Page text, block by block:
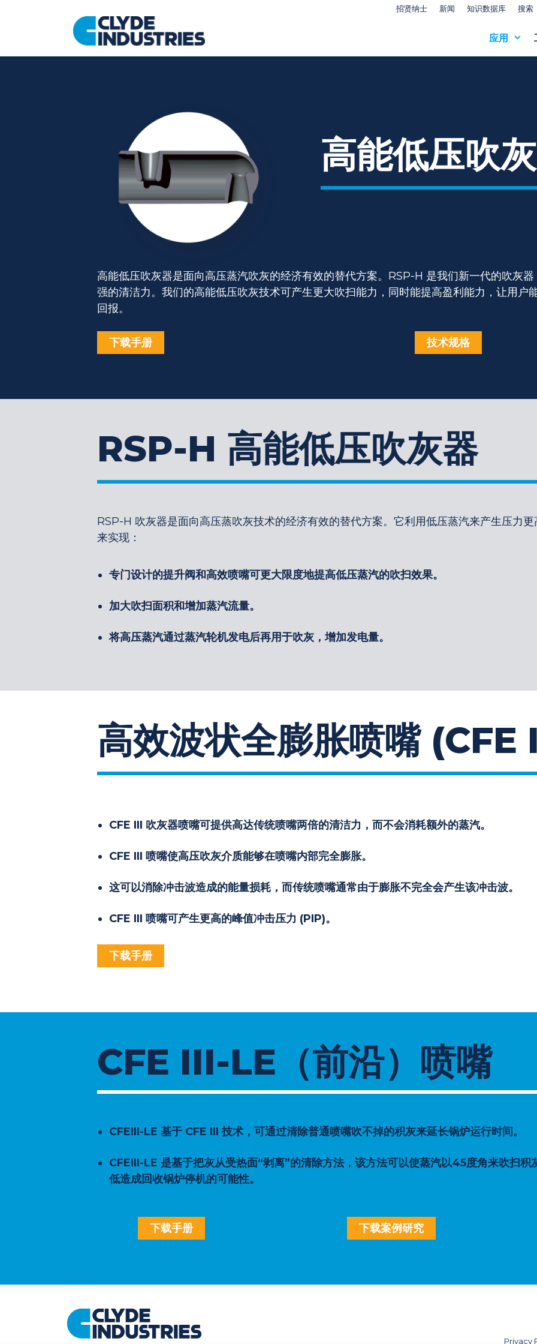
容
招贤纳士 新闻 知识数据库 搜索
应用
高能低压吹
高能低压吹灰器是面向高压蒸汽吹灰的经济有效的替代方案。RSP-H 是我们新一代的吹灰
强的清洁力。我们的高能低压吹灰技术可产生更大吹扫能力，同时能提高盈利能力，让用户
回报。
下载手册 技术规格
RSP-H 高能低压吹灰器
RSP-H 吹灰器是面向高压蒸吹灰技术的经济有效的替代方案。它利用低压蒸汽来产生压力
来实现：
专门设计的提升阀和高效喷嘴可更大限度地提高低压蒸汽的吹扫效果。
加大吹扫面积和增加蒸汽流量。
将高压蒸汽通过蒸汽轮机发电后再用于吹灰，增加发电量。
高效波状全膨胀喷嘴 (CFE
CFE III 吹灰器喷嘴可提供高达传统喷嘴两倍的清洁力，而不会消耗额外的蒸汽。
CFE III 喷嘴使高压吹灰介质能够在喷嘴内部完全膨胀。
这可以消除冲击波造成的能量损耗，而传统喷嘴通常由于膨胀不完全会产生该冲击波。
CFE III 喷嘴可产生更高的峰值冲击压力 (PIP)。
下载手册
CFE III-LE（前沿）喷嘴
CFEIII-LE 基于 CFE III 技术，可通过清除普通喷嘴吹不掉的积灰来延长锅炉运行时间。
CFEIII-LE 是基于把灰从受热面“剥离”的清除方法，该方法可以使蒸汽以45度角来吹扫积
低造成回收锅炉停机的可能性。
下载手册 下载案例研究
Privacy